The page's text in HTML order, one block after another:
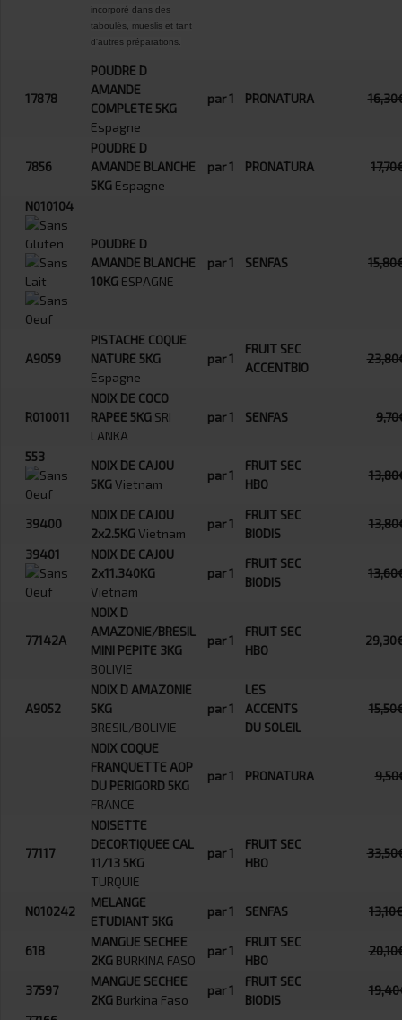
incorporé dans des
taboulés, mueslis et tant
d'autres préparations.
17878
POUDRE D
AMANDE
COMPLETE 5KG
Espagne
par 1 PRONATURA
7856
POUDRE D
AMANDE BLANCHE
5KG Espagne
par 1 PRONATURA
N010104
POUDRE D
AMANDE BLANCHE
10KG ESPAGNE
par 1 SENFAS
A9059
PISTACHE COQUE
NATURE 5KG
Espagne
par 1
FRUIT SEC
ACCENTBIO
R010011
NOIX DE COCO
RAPEE 5KG SRI
LANKA
par 1 SENFAS
553
NOIX DE CAJOU
5KGVietnam
par 1
FRUIT SEC
HBO
39400
NOIX DE CAJOU
2x2.5KGVietnam
par 1
FRUIT SEC
BIODIS
39401
NOIX DE CAJOU
2x11.340KG
Vietnam
par 1
FRUIT SEC
BIODIS
77142A
NOIX D
AMAZONIE/BRESIL
MINI PEPITE 3KG
BOLIVIE
par 1
FRUIT SEC
HBO
A9052
NOIX D AMAZONIE
5KG
BRESIL/BOLIVIE
par 1
LES
ACCENTS
DU SOLEIL
NOIX COQUE
FRANQUETTE AOP
DU PERIGORD 5KG
FRANCE
par 1 PRONATURA
77117
NOISETTE
DECORTIQUEE CAL
11/13 5KG
TURQUIE
par 1
FRUIT SEC
HBO
N010242
MELANGE
ETUDIANT 5KG
par 1 SENFAS
618
MANGUE SECHEE
2KG BURKINA FASO
par 1
FRUIT SEC
HBO
37597
MANGUE SECHEE
2KG Burkina Faso
par 1
FRUIT SEC
BIODIS